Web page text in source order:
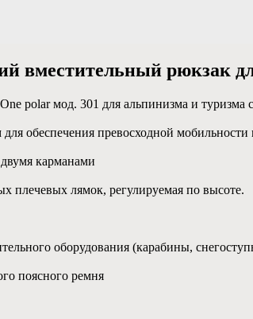
вместительный рюкзак
polar мод. 301 для альпинизма и туризма
обеспечения превосходной
карманами
плечевых лямок, регулируемая по высоте.
оборудования (карабины,
поясного ремня